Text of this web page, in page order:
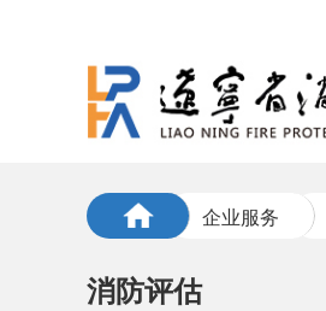
企业服务
消防评估